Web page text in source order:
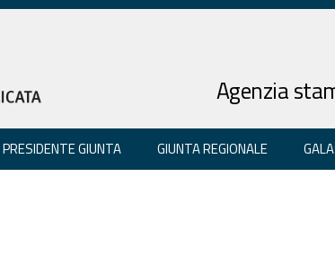
Agenzia
PRESIDENTE GIUNTA GIUNTA REGIONALE